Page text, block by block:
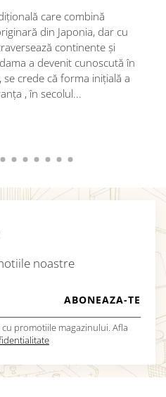
care combină
din Japonia, dar cu
continente și
a devenit cunoscută în
crede că forma inițială a
, în secolul...
noastre
promotiile magazinului. Afla